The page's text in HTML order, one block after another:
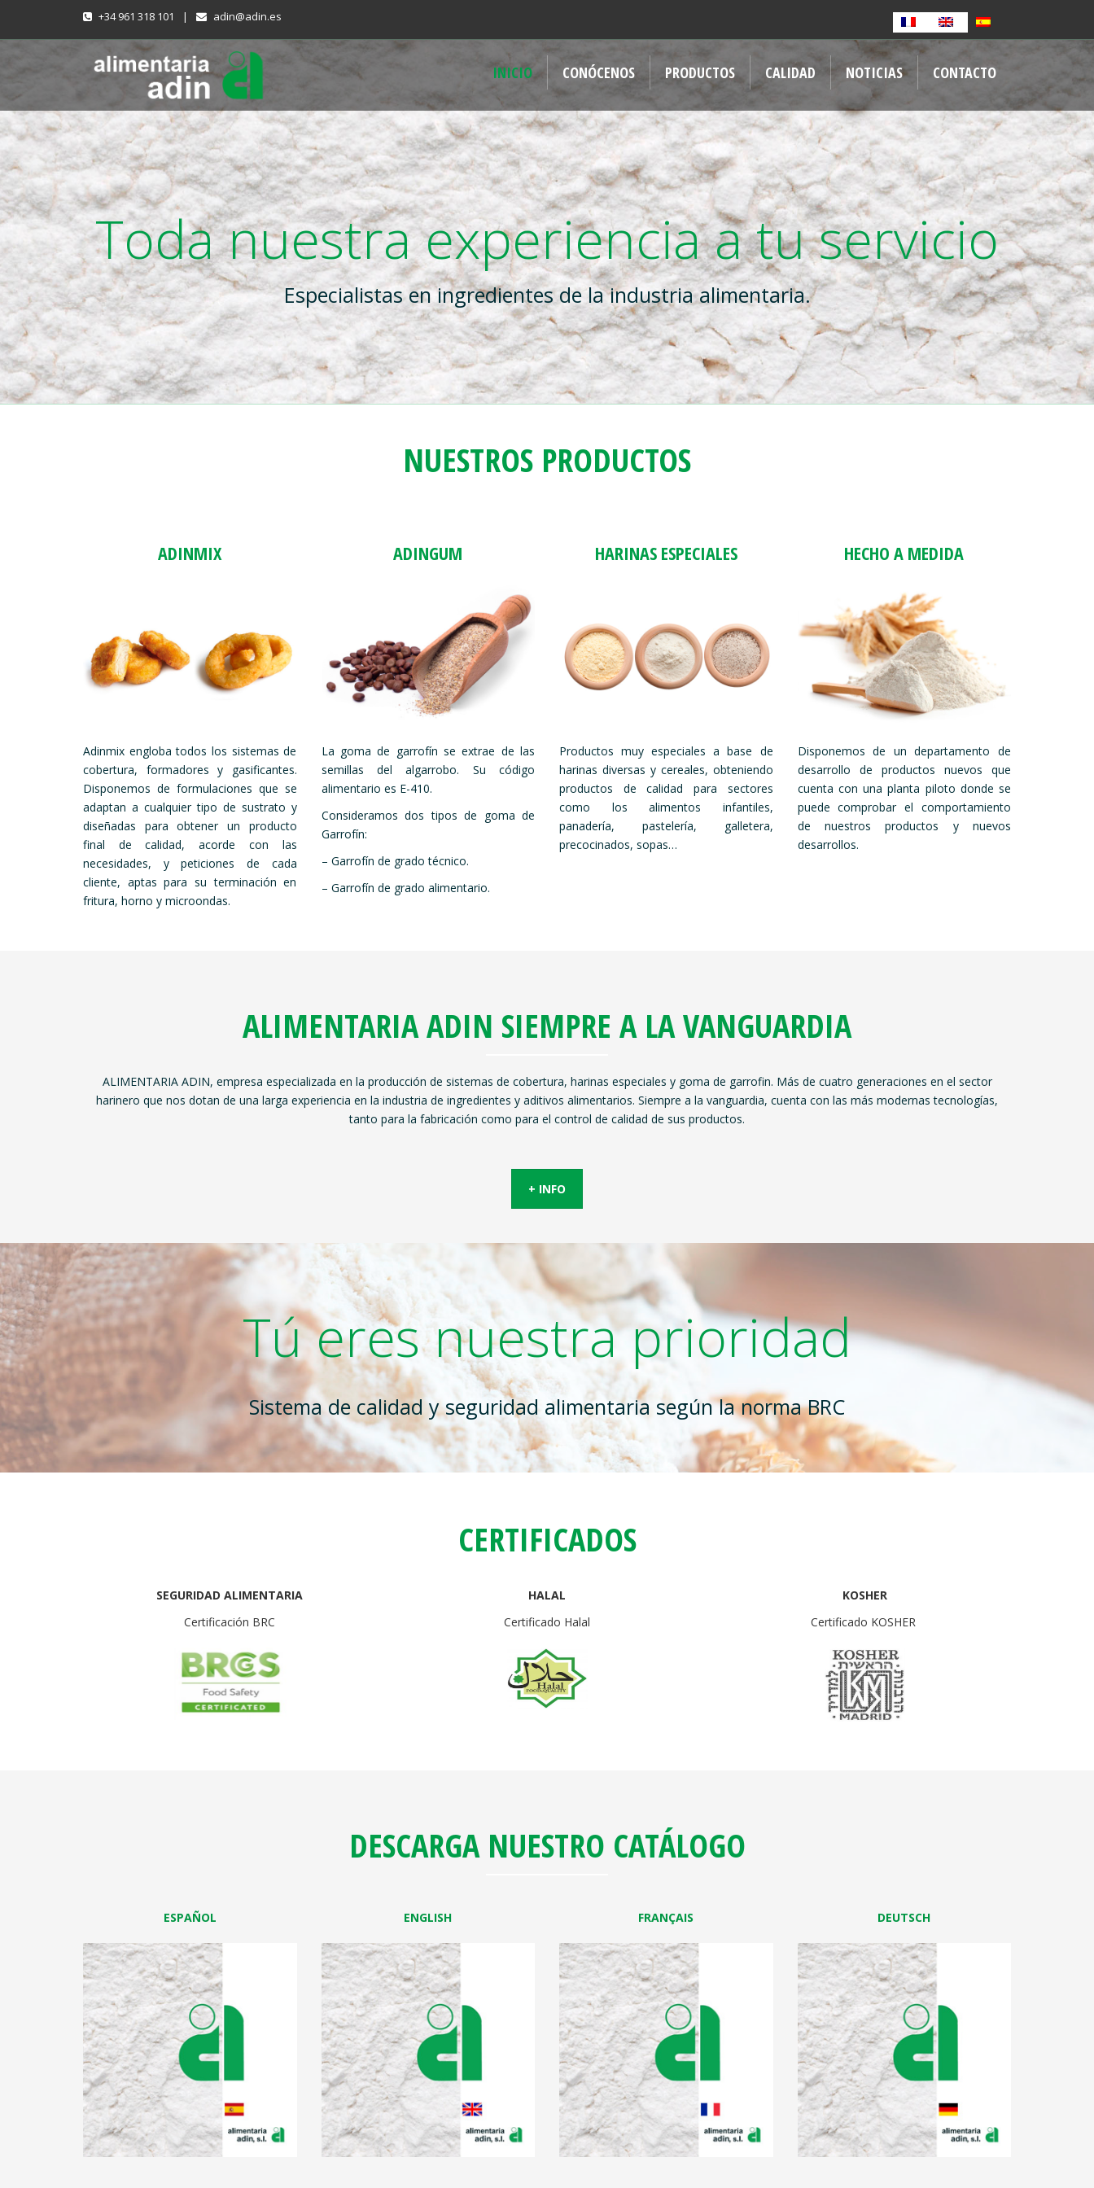
+34 961 318 101 | adin@adin.es
INICIO CONÓCENOS PRODUCTOS CALIDAD NOTICIAS CONTACTO
Toda nuestra experiencia a tu servicio
Especialistas en ingredientes de la industria alimentaria.
NUESTROS PRODUCTOS
ADINMIX
Adinmix engloba todos los sistemas de
cobertura, formadores y gasificantes.
Disponemos de formulaciones que se
adaptan a cualquier tipo de sustrato y
diseñadas para obtener un producto
final de calidad, acorde con las
necesidades, y peticiones de cada
cliente, aptas para su terminación en
fritura, horno y microondas.
ADINGUM
La goma de garrofín se extrae de las
semillas del algarrobo. Su código
alimentario es E-410.
Consideramos dos tipos de goma de
Garrofín:
– Garrofín de grado técnico.
– Garrofín de grado alimentario.
HARINAS ESPECIALES
Productos muy especiales a base de
harinas diversas y cereales, obteniendo
productos de calidad para sectores
como los alimentos infantiles,
panadería, pastelería, galletera,
precocinados, sopas…
HECHO A MEDIDA
Disponemos de un departamento de
desarrollo de productos nuevos que
cuenta con una planta piloto donde se
puede comprobar el comportamiento
de nuestros productos y nuevos
desarrollos.
ALIMENTARIA ADIN SIEMPRE A LA VANGUARDIA
ALIMENTARIA ADIN, empresa especializada en la producción de sistemas de cobertura, harinas especiales y goma de garrofin. Más de cuatro generaciones en el sector
harinero que nos dotan de una larga experiencia en la industria de ingredientes y aditivos alimentarios. Siempre a la vanguardia, cuenta con las más modernas tecnologías,
tanto para la fabricación como para el control de calidad de sus productos.
+ INFO
Tú eres nuestra prioridad
Sistema de calidad y seguridad alimentaria según la norma BRC
CERTIFICADOS
SEGURIDAD ALIMENTARIA
Certificación BRC
HALAL
Certificado Halal
KOSHER
Certificado KOSHER
DESCARGA NUESTRO CATÁLOGO
ESPAÑOL ENGLISH FRANÇAIS DEUTSCH